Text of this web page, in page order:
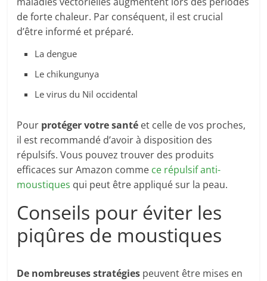
de forte chaleur. Par conséquent, il est crucial
d’être informé et préparé.
La dengue
Le chikungunya
Le virus du Nil occidental
Pour protéger votre santé et celle de vos proches,
il est recommandé d’avoir à disposition des
répulsifs. Vous pouvez trouver des produits
efficaces sur Amazon comme ce répulsif anti-
moustiques qui peut être appliqué sur la peau.
Conseils pour éviter les
piqûres de moustiques
De nombreuses stratégies peuvent être mises en